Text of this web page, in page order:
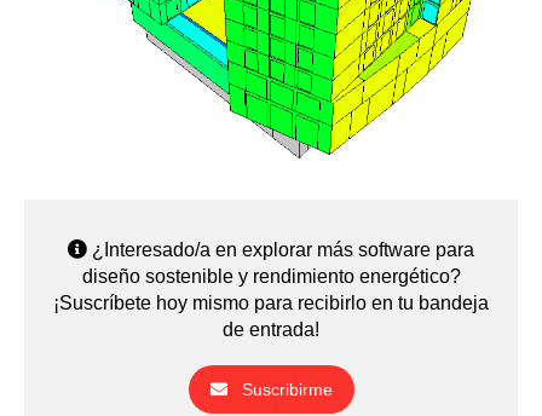
¿Interesado/a en explorar más software para
diseño sostenible y rendimiento energético?
¡Suscríbete hoy mismo para recibirlo en tu bandeja
de entrada!
Suscribirme